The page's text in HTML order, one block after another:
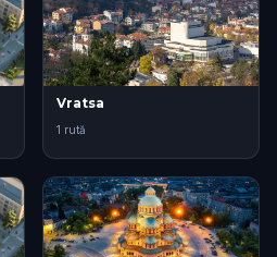
Vratsa
1 rută